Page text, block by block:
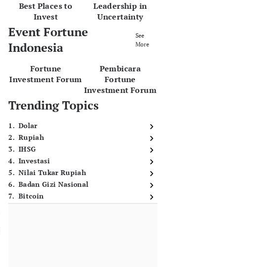
Best Places to
Invest
Leadership in
Uncertainty
Event Fortune
Indonesia
See
More
Fortune
Investment Forum
Pembicara
Fortune
Investment Forum
Trending Topics
1. Dolar
2. Rupiah
3. IHSG
4. Investasi
5. Nilai Tukar Rupiah
6. Badan Gizi Nasional
7. Bitcoin